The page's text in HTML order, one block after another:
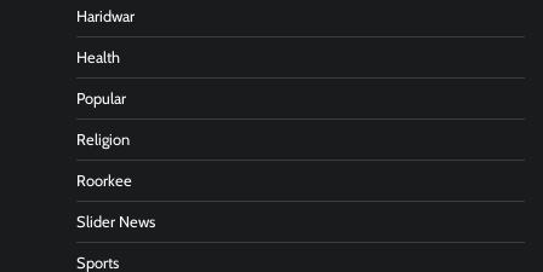
Haridwar
Health
Popular
Religion
Roorkee
Slider News
Sports